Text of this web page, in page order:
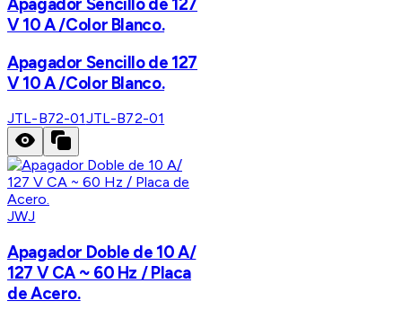
V 10 A /Color Blanco.
Apagador Sencillo de 127
V 10 A /Color Blanco.
JTL-B72-01JTL-B72-01
JWJ
Apagador Doble de 10 A/
127 V CA ~ 60 Hz / Placa
de Acero.